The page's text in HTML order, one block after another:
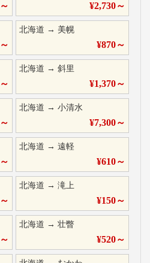
～ ¥2,730～
～
北海道 → 美幌
¥870～
～
北海道 →斜里
¥1,370～
～
北海道 →小清水
¥7,300～
～
北海道 →遠軽
¥610～
～
北海道 →滝上
¥150～
～
北海道 →壮瞥
¥520～